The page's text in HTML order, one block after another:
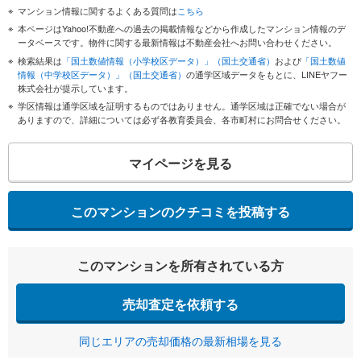
マンション情報に関するよくある質問はこちら
本ページはYahoo!不動産への過去の掲載情報などから作成したマンション情報のデ
ータベースです。物件に関する最新情報は不動産会社へお問い合わせください。
検索結果は 「国土数値情報（小学校区データ）」（国土交通省） および 「国土数値
情報（中学校区データ）」（国土交通省） の通学区域データをもとに、LINEヤフー
株式会社が提示しています。
学区情報は通学区域を証明するものではありません。通学区域は正確でない場合が
ありますので、詳細については必ず各教育委員会、各市町村にお問合せください。
マイページを見る
このマンションのクチコミを投稿する
このマンションを所有されている方
売却査定を依頼する
同じエリアの売却価格の最新相場を見る